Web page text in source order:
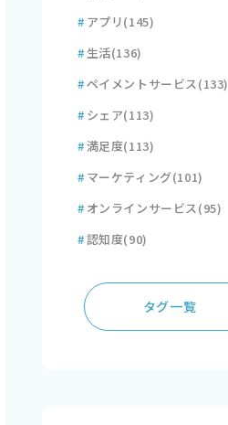
# アプリ(145)
# 生活(136)
#ペイメントサービス(133)
# シェア(113)
#満足度(113)
# マーケティング(101)
# オンラインサービス(95)
#認知度(90)
タグ一覧